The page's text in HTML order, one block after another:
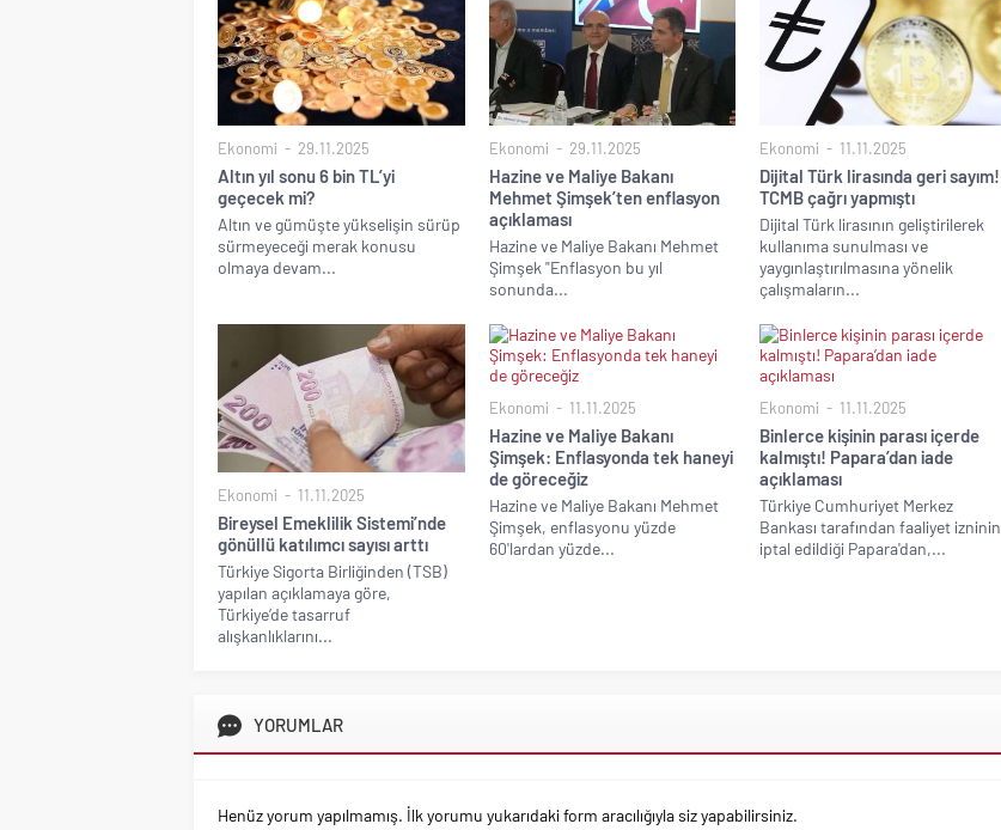
Ekonomi 29.11.2025
Altın yıl sonu 6 bin TL’yi
geçecek mi?
Altın ve gümüşte yükselişin sürüp
sürmeyeceği merak konusu
olmaya devam...
Ekonomi 29.11.2025
Hazine ve Maliye Bakanı
Mehmet Şimşek’ten enflasyon
açıklaması
Hazine ve Maliye Bakanı Mehmet
Şimşek "Enflasyon bu yıl
sonunda...
Ekonomi 11.11.2025
Dijital Türk lirasında geri sayım!
TCMB çağrı yapmıştı
Dijital Türk lirasının geliştirilerek
kullanıma sunulması ve
yaygınlaştırılmasına yönelik
çalışmaların...
Ekonomi 11.11.2025
Bireysel Emeklilik Sistemi’nde
gönüllü katılımcı sayısı arttı
Türkiye Sigorta Birliğinden (TSB)
yapılan açıklamaya göre,
Türkiye’de tasarruf
alışkanlıklarını...
Ekonomi 11.11.2025
Hazine ve Maliye Bakanı
Şimşek: Enflasyonda tek haneyi
de göreceğiz
Hazine ve Maliye Bakanı Mehmet
Şimşek, enflasyonu yüzde
60'lardan yüzde...
Ekonomi 11.11.2025
Binlerce kişinin parası içerde
kalmıştı! Papara’dan iade
açıklaması
Türkiye Cumhuriyet Merkez
Bankası tarafından faaliyet izninin
iptal edildiği Papara'dan,...
YORUMLAR
Henüz yorum yapılmamış. İlk yorumu yukarıdaki form aracılığıyla siz yapabilirsiniz.